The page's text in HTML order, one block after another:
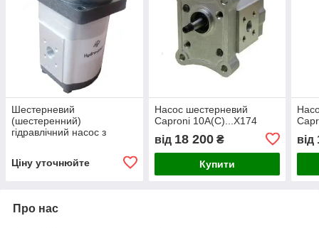
Шестерневий
(шестеренний)
гідравлічний насос з
Ціну уточнюйте
Насос шестерневий
Caproni 10A(C)...X174
від 18 200₴
Купити
від
Про нас